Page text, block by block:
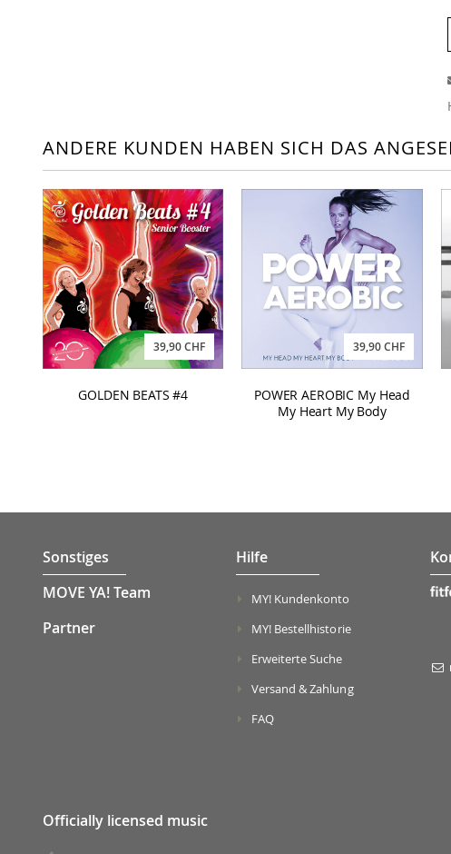
ANDERE KUNDEN HABEN SICH DAS
39,90 CHF
GOLDEN BEATS #4
39,90 CHF
POWER AEROBIC My Head
My Heart My Body
Sonstiges
MOVE YA! Team
Partner
Hilfe
MY! Kundenkonto
MY! Bestellhistorie
Erweiterte Suche
Versand & Zahlung
FAQ
Officially licensed music